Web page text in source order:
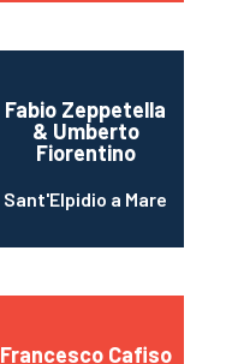
Fabio Zeppetella
& Umberto
Fiorentino
Sant'Elpidio a Mare
Francesco Cafiso